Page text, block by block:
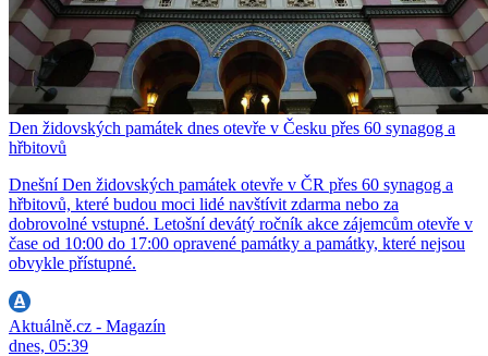
Den židovských památek dnes otevře v Česku přes 60 synagog a
hřbitovů
Dnešní Den židovských památek otevře v ČR přes 60 synagog a
hřbitovů, které budou moci lidé navštívit zdarma nebo za
dobrovolné vstupné. Letošní devátý ročník akce zájemcům otevře v
čase od 10:00 do 17:00 opravené památky a památky, které nejsou
obvykle přístupné.
Aktuálně.cz - Magazín
dnes, 05:39